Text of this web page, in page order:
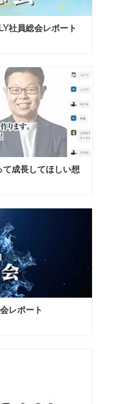
社員総会レポート
成長してほしい想
レポート